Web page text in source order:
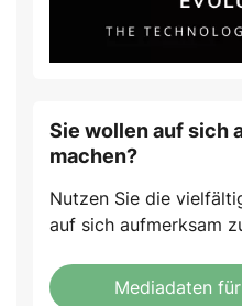
Sie wollen auf sich
machen?
Nutzen Sie die
auf sich aufmerksam
Mediadaten